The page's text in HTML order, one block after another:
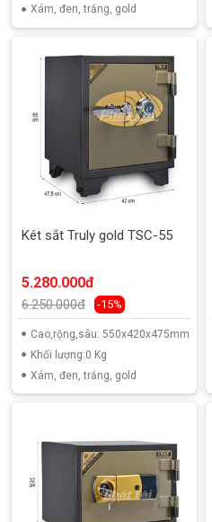
Xám, đen, trắng, gold
Két sắt Truly gold TSC-55
5.280.000đ
6.250.000đ -15%
Cao,rộng,sâu: 550x420x475mm
Khối lượng:0 Kg
Xám, đen, trắng, gold